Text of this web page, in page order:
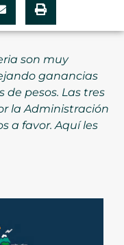
son muy
ganancias
de pesos. Las tres
la Administración
a favor. Aquí les